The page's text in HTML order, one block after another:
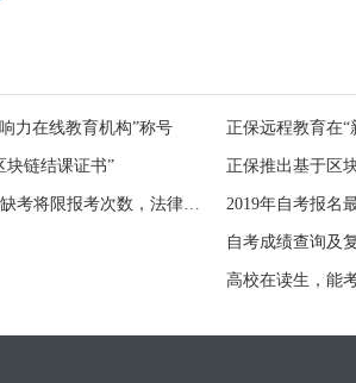
力在线教育机构”称号 正保远程教育在“
块链结课证书” 正保推出基于区
资讯：教育部官方辟谣专三本四，缺考将限报考次数，法律职业资格报考条件有变 2019年自考报名
自考成绩查询及
高校在读生，能